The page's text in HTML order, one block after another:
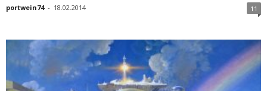
portwein74 - 18.02.2014 11